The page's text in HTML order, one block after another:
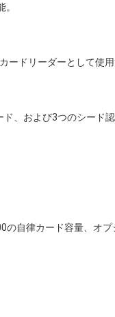
ードリーダーとして使用
、および3つのシード
自律カード容量、オプ